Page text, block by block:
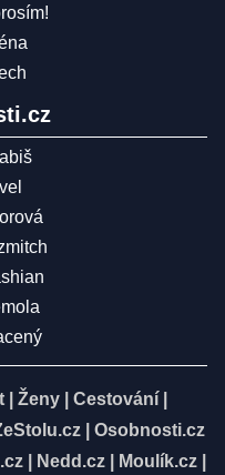
Ženy Cestování
Osobnosti.cz
| Nedd.cz| Moulík.cz|